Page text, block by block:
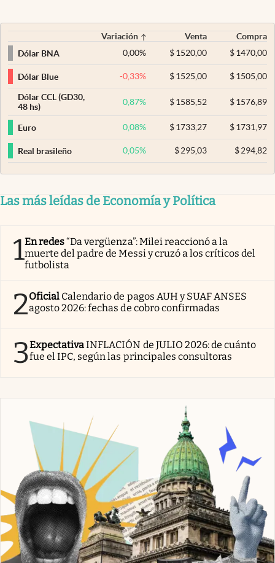
Variación Venta
Compra
Dólar BNA
0,00% $ 1520,00 $1470,00
Dólar Blue -0,33% $ 1525,00 $1505,00
Dólar CCL (GD30,
48 hs)
0,87% $ 1585,52 $1576,89
Euro 0,08% $ 1733,27 $1731,97
Real brasileño 0,05% $295,03 $294,82
Las más leídas de Economía y Política
1En redes“Da vergüenza”: Milei reaccionó a la
muerte del padre de Messi y cruzó a los críticos del
futbolista
2Oficial Calendario de pagos AUH y SUAF ANSES
agosto 2026: fechas de cobro confirmadas
3ExpectativaINFLACIÓN de JULIO 2026: de cuánto
fue el IPC, según las principales consultoras